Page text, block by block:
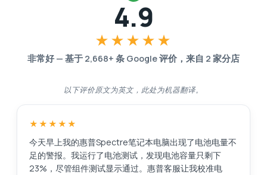
4.9
★★★★★
非常好 — 基于 2,668+ 条 Google 评价，来自 2 家分店
以下评价原文为英文，此处为机器翻译。
★★★★★
今天早上我的惠普Spectre笔记本电脑出现了电池电量不
足的警报。我运行了电池测试，发现电池容量只剩下
23%，尽管组件测试显示通过。惠普客服让我校准电